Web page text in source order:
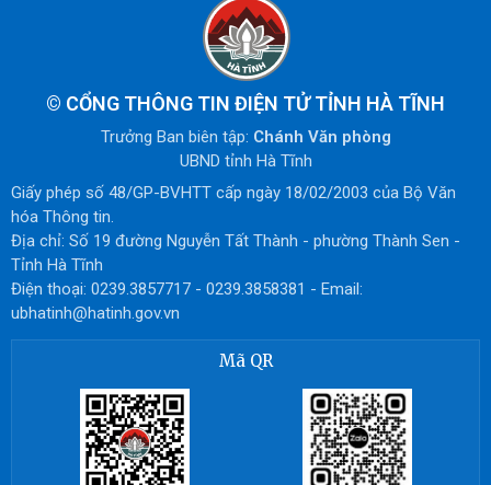
© CỔNG THÔNG TIN ĐIỆN TỬ TỈNH HÀ TĨNH
Trưởng Ban biên tập: Chánh Văn phòng
UBND tỉnh Hà Tĩnh
Giấy phép số 48/GP-BVHTT cấp ngày 18/02/2003 của Bộ Văn
hóa Thông tin.
Địa chỉ: Số 19 đường Nguyễn Tất Thành - phường Thành Sen -
Tỉnh Hà Tĩnh
Điện thoại: 0239.3857717 - 0239.3858381 - Email:
ubhatinh@hatinh.gov.vn
Mã QR